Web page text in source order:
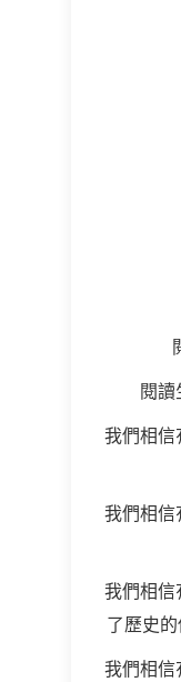
閱
我們相信
我們相信
我們相信
了歷史
我們相信